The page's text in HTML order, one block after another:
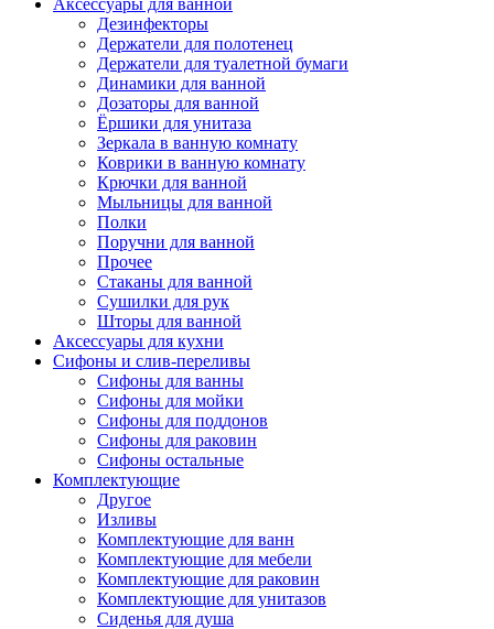
Аксессуары для ванной
Дезинфекторы
Держатели для полотенец
Держатели для туалетной бумаги
Динамики для ванной
Дозаторы для ванной
Ёршики для унитаза
Зеркала в ванную комнату
Коврики в ванную комнату
Крючки для ванной
Мыльницы для ванной
Полки
Поручни для ванной
Прочее
Стаканы для ванной
Сушилки для рук
Шторы для ванной
Аксессуары для кухни
Сифоны и слив-переливы
Сифоны для ванны
Сифоны для мойки
Сифоны для поддонов
Сифоны для раковин
Сифоны остальные
Комплектующие
Другое
Изливы
Комплектующие для ванн
Комплектующие для мебели
Комплектующие для раковин
Комплектующие для унитазов
Сиденья для душа